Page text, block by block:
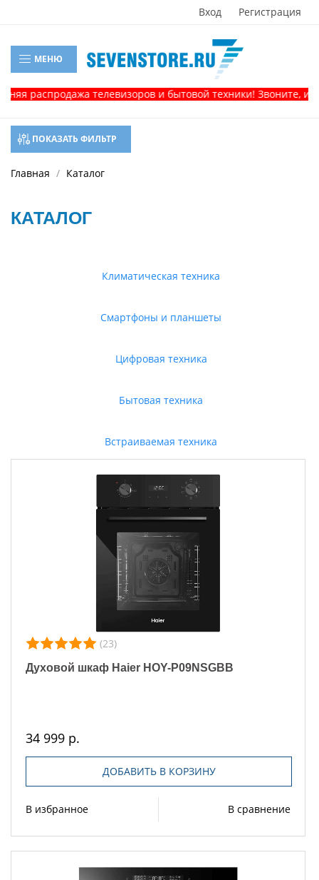
Вход Регистрация
МЕНЮ
телевизоров и бытовой техники! Звоните, и
ПОКАЗАТЬ ФИЛЬТР
Главная Каталог
КАТАЛОГ
Климатическая техника
Смартфоны и планшеты
Цифровая техника
Бытовая техника
Встраиваемая техника
(23)
Духовой шкаф Haier HOY-P09NSGBB
34 999 р.
ДОБАВИТЬ В КОРЗИНУ
В избранное В сравнение